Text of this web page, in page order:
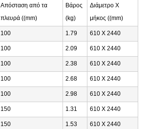
Απόσταση από τα
πλευρά ((mm)
Βάρος
(kg)
Διάμετρο X
μήκος ((mm)
100 1.79 610 X 2440
100 2.09 610 X 2440
100 2.38 610 X 2440
100 2.68 610 X 2440
100 2.98 610 X 2440
150 1.31 610 X 2440
150 1.53 610 X 2440